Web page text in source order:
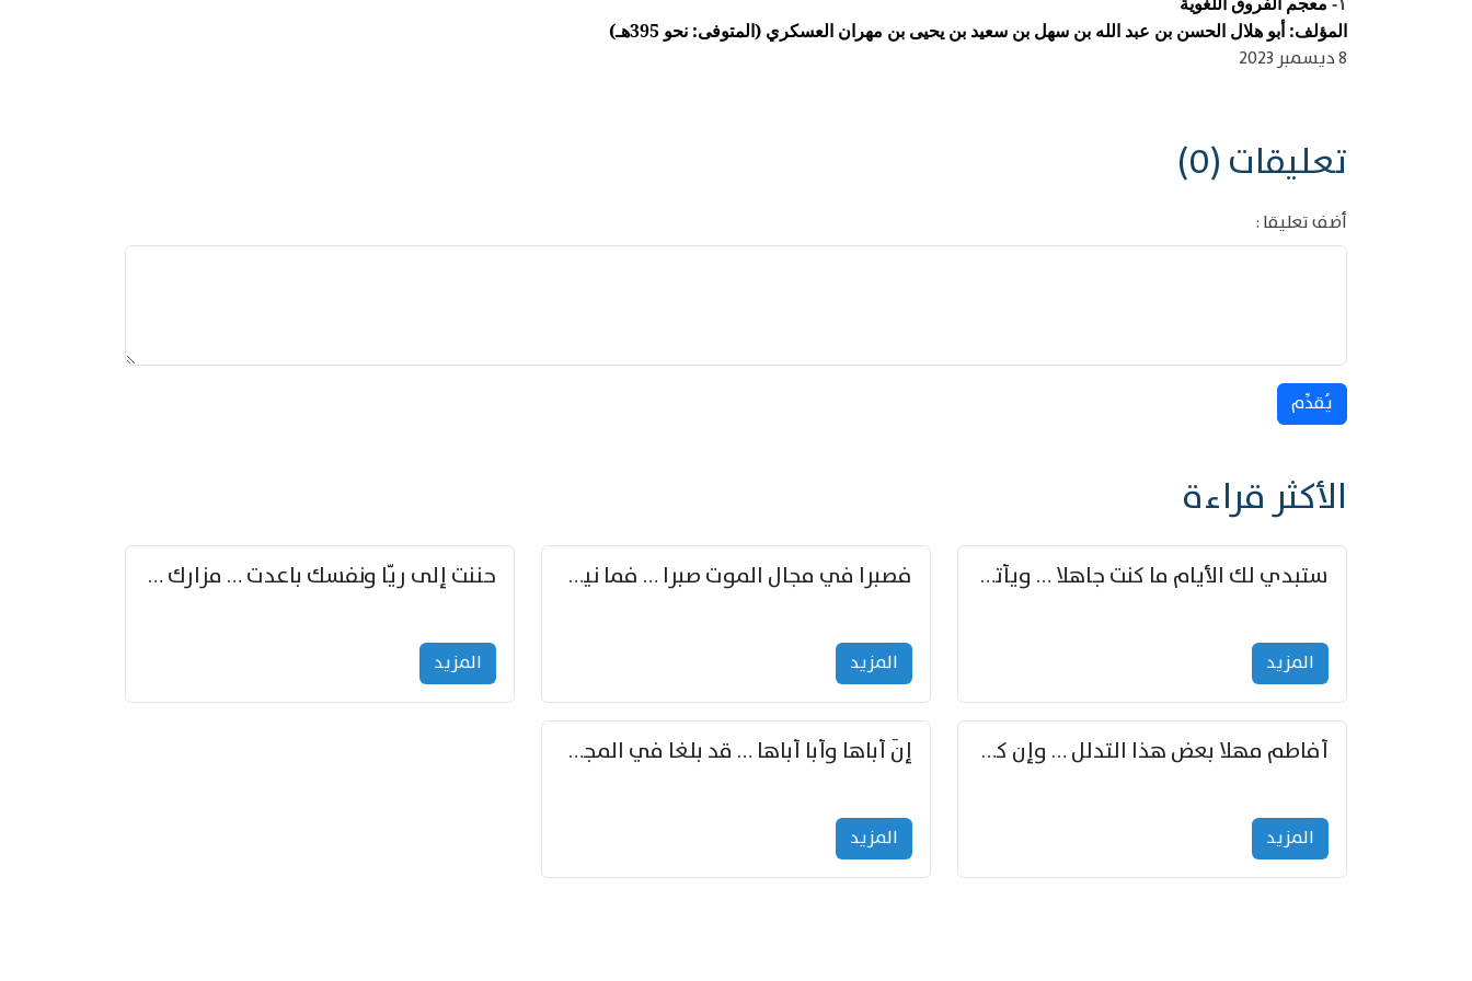
١-
المؤلف: أبو هلال الحسن بن عبد الله بن سهل بن سعيد بن يحيى بن مهران العسكري (المتوفى: نحو 395هـ)
8 ديسمبر 2023
تعليقات (0)
أضف تعليقا :
يُقدِّم
الأكثر قراءة
ستبدي لك الأيام ما كنت جاهلا … ويأتيك بالأخبار من لم تزوّد
المزید
فصبرا في مجال الموت صبرا … فما نيل الخلود بمستطاع
المزید
حننت إلى ريّا ونفسك باعدت … مزارك من ريّا وشعباكما معا
المزید
أفاطم مهلا بعض هذا التدلل … وإن كنت قد أزمعت صرمي فأجملي
المزید
إنّ أباها وأبا أباها … قد بلغا في المجد غايتاها
المزید